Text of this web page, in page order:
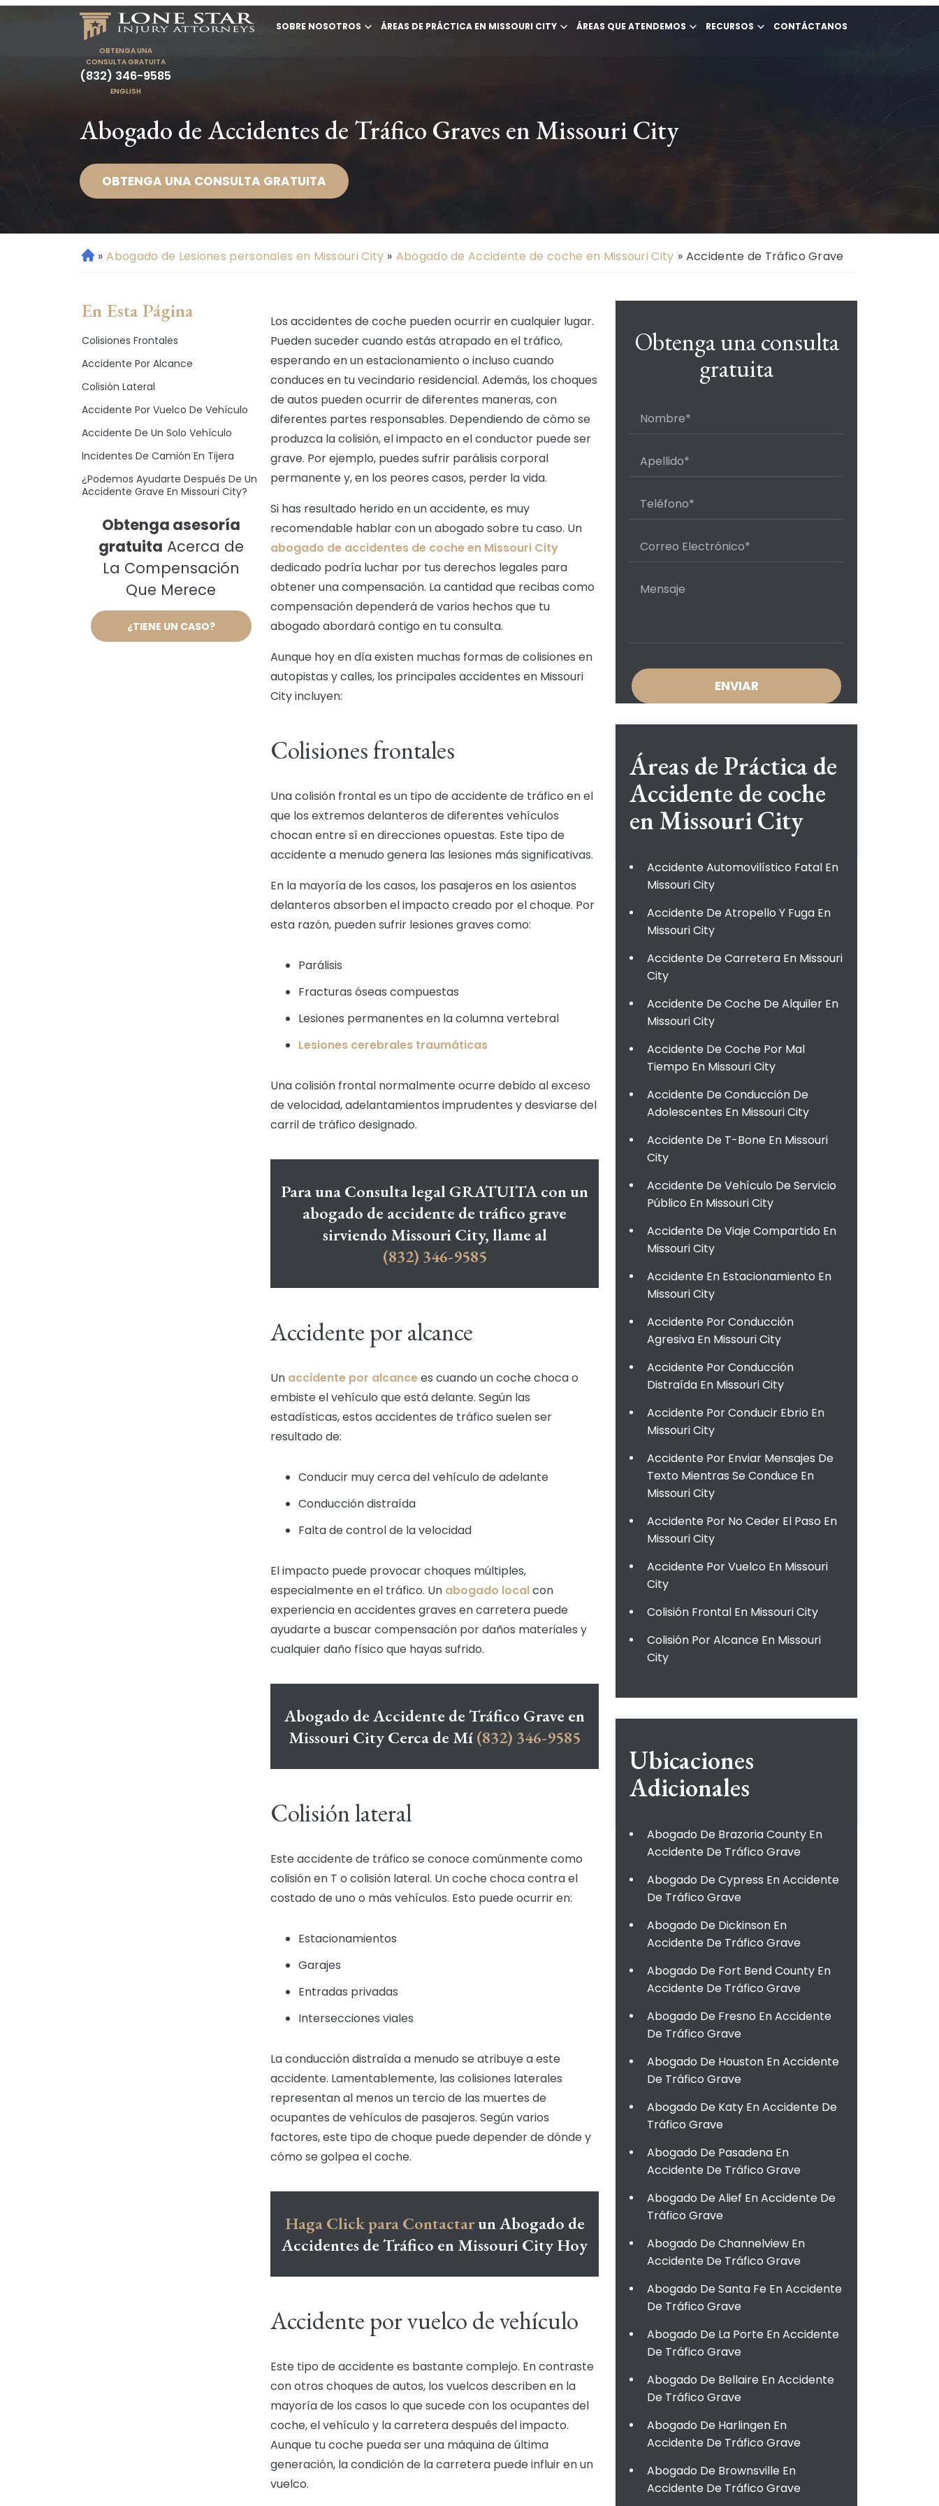
SOBRE NOSOTROS ÁREAS DE PRÁCTICA EN MISSOURI CITY ÁREAS QUE ATENDEMOS RECURSOS CONTÁCTANOS
OBTENGA UNA
CONSULTA GRATUITA
(832) 346-9585
ENGLISH
Abogado de Accidentes de Tráfico Graves en Missouri City
OBTENGA UNA CONSULTA GRATUITA
Ini » Abogado de Lesiones personales en Missouri City » Abogado de Accidente de coche en Missouri City » Accidente de Tráfico Grave
En Esta Página
Colisiones Frontales
Accidente Por Alcance
Colisión Lateral
Accidente Por Vuelco De Vehículo
Accidente De Un Solo Vehículo
Incidentes De Camión En Tijera
¿Podemos Ayudarte Después De Un
Accidente Grave En Missouri City?
Obtenga asesoría
gratuita Acerca de
La Compensación
Que Merece
¿TIENE UN CASO?
Los accidentes de coche pueden ocurrir en cualquier lugar.
Pueden suceder cuando estás atrapado en el tráfico,
esperando en un estacionamiento o incluso cuando
conduces en tu vecindario residencial. Además, los choques
de autos pueden ocurrir de diferentes maneras, con
diferentes partes responsables. Dependiendo de cómo se
produzca la colisión, el impacto en el conductor puede ser
grave. Por ejemplo, puedes sufrir parálisis corporal
permanente y, en los peores casos, perder la vida.
Si has resultado herido en un accidente, es muy
recomendable hablar con un abogado sobre tu caso. Un
abogado de accidentes de coche en Missouri City
dedicado podría luchar por tus derechos legales para
obtener una compensación. La cantidad que recibas como
compensación dependerá de varios hechos que tu
abogado abordará contigo en tu consulta.
Aunque hoy en día existen muchas formas de colisiones en
autopistas y calles, los principales accidentes en Missouri
City incluyen:
Colisiones frontales
Una colisión frontal es un tipo de accidente de tráfico en el
que los extremos delanteros de diferentes vehículos
chocan entre sí en direcciones opuestas. Este tipo de
accidente a menudo genera las lesiones más significativas.
En la mayoría de los casos, los pasajeros en los asientos
delanteros absorben el impacto creado por el choque. Por
esta razón, pueden sufrir lesiones graves como:
Parálisis
Fracturas óseas compuestas
Lesiones permanentes en la columna vertebral
Lesiones cerebrales traumáticas
Una colisión frontal normalmente ocurre debido al exceso
de velocidad, adelantamientos imprudentes y desviarse del
carril de tráfico designado.
Para una Consulta legal GRATUITA con un
abogado de accidente de tráfico grave
sirviendo Missouri City, llame al
(832) 346-9585
Accidente por alcance
Un accidente por alcancees cuando un coche choca o
embiste el vehículo que está delante. Según las
estadísticas, estos accidentes de tráfico suelen ser
resultado de:
Conducir muy cerca del vehículo de adelante
Conducción distraída
Falta de control de la velocidad
El impacto puede provocar choques múltiples,
especialmente en el tráfico. Un abogado localcon
experiencia en accidentes graves en carretera puede
ayudarte a buscar compensación por daños materiales y
cualquier daño físico que hayas sufrido.
Abogado de Accidente de Tráfico Grave en
Missouri City Cerca de Mí(832) 346-9585
Colisión lateral
Este accidente de tráfico se conoce comúnmente como
colisión en T o colisión lateral. Un coche choca contra el
costado de uno o más vehículos. Esto puede ocurrir en:
Estacionamientos
Garajes
Entradas privadas
Intersecciones viales
La conducción distraída a menudo se atribuye a este
accidente. Lamentablemente, las colisiones laterales
representan al menos un tercio de las muertes de
ocupantes de vehículos de pasajeros. Según varios
factores, este tipo de choque puede depender de dónde y
cómo se golpea el coche.
Haga Click para Contactarun Abogado de
Accidentes de Tráfico en Missouri City Hoy
Accidente por vuelco de vehículo
Este tipo de accidente es bastante complejo. En contraste
con otros choques de autos, los vuelcos describen en la
mayoría de los casos lo que sucede con los ocupantes del
coche, el vehículo y la carretera después del impacto.
Aunque tu coche pueda ser una máquina de última
generación, la condición de la carretera puede influir en un
vuelco.
Obtenga una consulta
gratuita
Áreas de Práctica de
Accidente de coche
en Missouri City
Accidente Automovilístico Fatal En
Missouri City
Accidente De Atropello Y Fuga En
Missouri City
Accidente De Carretera En Missouri
City
Accidente De Coche De Alquiler En
Missouri City
Accidente De Coche Por Mal
Tiempo En Missouri City
Accidente De Conducción De
Adolescentes En Missouri City
Accidente De T-Bone En Missouri
City
Accidente De Vehículo De Servicio
Público En Missouri City
Accidente De Viaje Compartido En
Missouri City
Accidente En Estacionamiento En
Missouri City
Accidente Por Conducción
Agresiva En Missouri City
Accidente Por Conducción
Distraída En Missouri City
Accidente Por Conducir Ebrio En
Missouri City
Accidente Por Enviar Mensajes De
Texto Mientras Se Conduce En
Missouri City
Accidente Por No Ceder El Paso En
Missouri City
Accidente Por Vuelco En Missouri
City
Colisión Frontal En Missouri City
Colisión Por Alcance En Missouri
City
Ubicaciones
Adicionales
Abogado De Brazoria County En
Accidente De Tráfico Grave
Abogado De Cypress En Accidente
De Tráfico Grave
Abogado De Dickinson En
Accidente De Tráfico Grave
Abogado De Fort Bend County En
Accidente De Tráfico Grave
Abogado De Fresno En Accidente
De Tráfico Grave
Abogado De Houston En Accidente
De Tráfico Grave
Abogado De Katy En Accidente De
Tráfico Grave
Abogado De Pasadena En
Accidente De Tráfico Grave
Abogado De Alief En Accidente De
Tráfico Grave
Abogado De Channelview En
Accidente De Tráfico Grave
Abogado De Santa Fe En Accidente
De Tráfico Grave
Abogado De La Porte En Accidente
De Tráfico Grave
Abogado De Bellaire En Accidente
De Tráfico Grave
Abogado De Harlingen En
Accidente De Tráfico Grave
Abogado De Brownsville En
Accidente De Tráfico Grave